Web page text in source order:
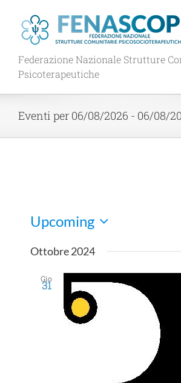
contenuto
Federazione Nazionale Strutture
Psicoterapeutiche
Eventi per 06/08/2026 - 06/08/
Upcoming
la
Ottobre 2024
Gio
31